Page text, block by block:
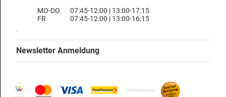
MO-DO
FR
07:45-12:00 | 13:00-17:15
07:45-12:00 | 13:00-16:15
Newsletter Anmeldung